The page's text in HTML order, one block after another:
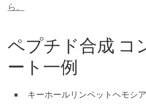
ら。
ペプチド合成 コ
ート一例
キーホールリンペットヘモシ